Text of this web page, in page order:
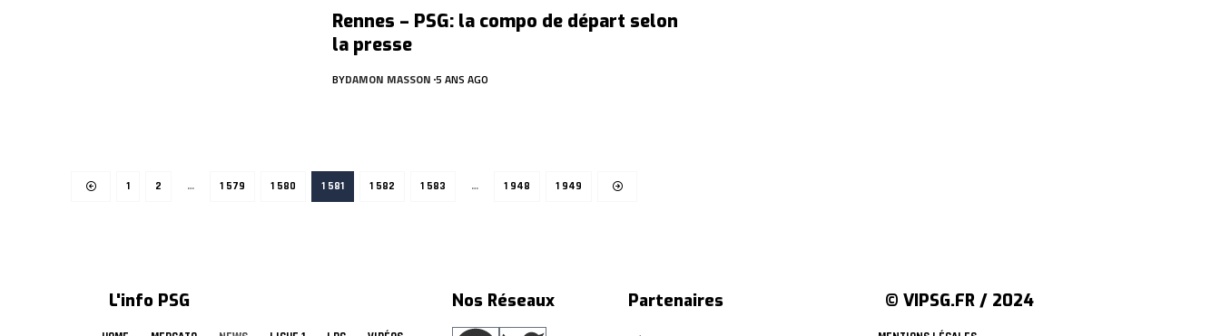
Rennes – PSG: la compo de départ selon
la presse
BYDAMON MASSON 5 ANS AGO
1 2 … 1 579 1 580 1 581 1 582 1 583 … 1 948 1 949
L'info PSG Nos Réseaux
Partenaires
© VIPSG.FR / 2024